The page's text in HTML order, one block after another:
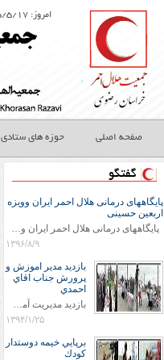
امروز: ۱۴۰۵/۵/۱۷
صفحه اصلی حوزه های ستادی
گفتگو
پایگاههای درمانی هلال احمر ایران وویزه
اربعین حسینی
پایگاههای درمانی هلال احمر ایران وویزه اربعین حسینی
۱۳۹۶/۸/۹
بازديد مدير اموزش و
پرورش جناب اقاي
احمدي
بازديد مديريت آموزش و پروش جناب اقاي احمدي به همراه اعضاي ستاد اسكان آموزش و پروش شهرستان سرخس در ساعت 11:30 در مورخه 11/1/1394 صورت گرفت و مسئولین با حضور در پست مسافرين نوروزی كه جمعیت هلال احمر شهرستان از نزدیک در جریان روند اجرای طرح های قرار گرفتند .
۱۳۹۴/۱/۲۵
برپايي خيمه دوستدار
كودك